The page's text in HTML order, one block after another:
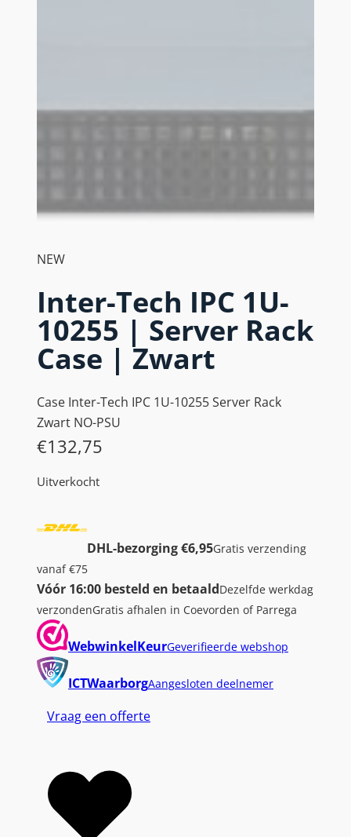
NEW
Inter-Tech IPC 1U-
10255 | Server Rack
Case | Zwart
Case Inter-Tech IPC 1U-10255 Server Rack
Zwart NO-PSU
€132,75
Uitverkocht
DHL-bezorging €6,95Gratis verzending
vanaf €75
Vóór 16:00 besteld en betaaldDezelfde werkdag
verzondenGratis afhalen in Coevorden of Parrega
WebwinkelKeurGeverifieerde webshop
ICTWaarborgAangesloten deelnemer
Vraag een offerte